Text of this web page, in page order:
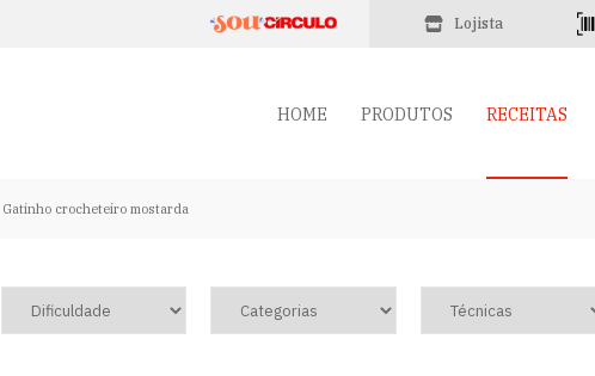
Lojista
HOME PRODUTOS RECEITAS
Gatinho crocheteiro mostarda